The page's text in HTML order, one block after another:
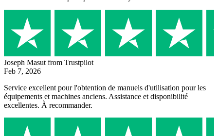
Joseph Masut from Trustpilot
Feb 7, 2026
Service excellent pour l'obtention de manuels d'utilisation pour les
équipements et machines anciens. Assistance et disponibilité
excellentes. À recommander.